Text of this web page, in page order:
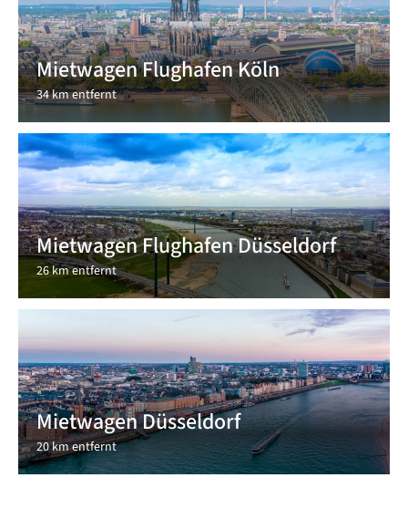
Mietwagen Flughafen Köln
34 km entfernt
Mietwagen Flughafen Düsseldorf
26 km entfernt
Mietwagen Düsseldorf
20 km entfernt